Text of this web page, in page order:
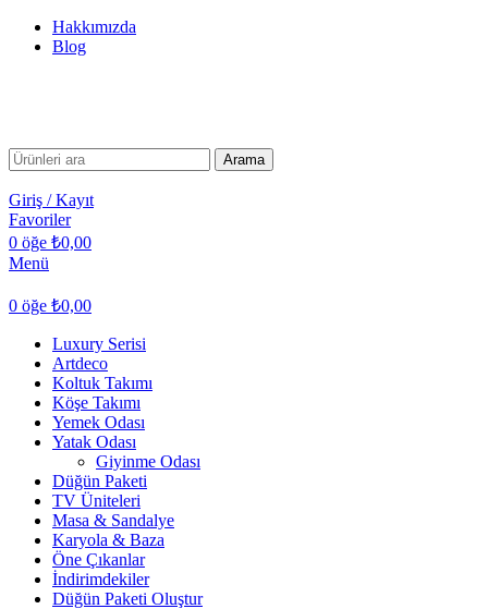
Hakkımızda
Blog
Arama
Giriş / Kayıt
Favoriler
0 öğe ₺0,00
Menü
0 öğe ₺0,00
Luxury Serisi
Artdeco
Koltuk Takımı
Köşe Takımı
Yemek Odası
Yatak Odası
Giyinme Odası
Düğün Paketi
TV Üniteleri
Masa & Sandalye
Karyola & Baza
Öne Çıkanlar
İndirimdekiler
Düğün Paketi Oluştur